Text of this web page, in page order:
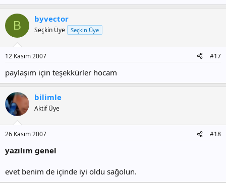
B byvector
Seçkin Üye Seçkin Üye
12 Kasım 2007 #17
paylaşım için teşekkürler hocam
bilimle
Aktif Üye
26 Kasım 2007 #18
yazılım genel
evet benim de içinde iyi oldu sağolun.